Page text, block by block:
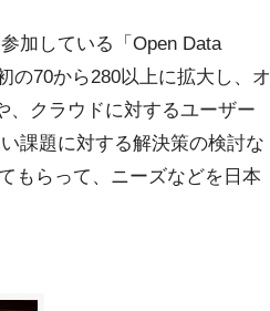
加している「Open Data
の70から280以上に拡大し、オ
、クラウドに対するユーザー
課題に対する解決策の検討な
もらって、ニーズなどを日本